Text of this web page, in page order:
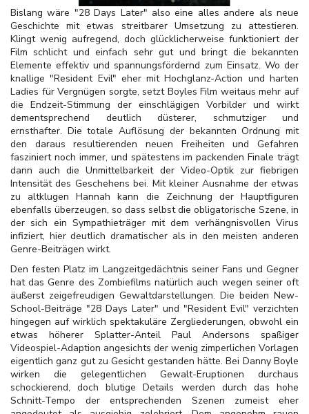
Bislang wäre "28 Days Later" also eine alles andere als neue
Geschichte mit etwas streitbarer Umsetzung zu attestieren.
Klingt wenig aufregend, doch glücklicherweise funktioniert der
Film schlicht und einfach sehr gut und bringt die bekannten
Elemente effektiv und spannungsfördernd zum Einsatz. Wo der
knallige "Resident Evil" eher mit Hochglanz-Action und harten
Ladies für Vergnügen sorgte, setzt Boyles Film weitaus mehr auf
die Endzeit-Stimmung der einschlägigen Vorbilder und wirkt
dementsprechend deutlich düsterer, schmutziger und
ernsthafter. Die totale Auflösung der bekannten Ordnung mit
den daraus resultierenden neuen Freiheiten und Gefahren
fasziniert noch immer, und spätestens im packenden Finale trägt
dann auch die Unmittelbarkeit der Video-Optik zur fiebrigen
Intensität des Geschehens bei. Mit kleiner Ausnahme der etwas
zu altklugen Hannah kann die Zeichnung der Hauptfiguren
ebenfalls überzeugen, so dass selbst die obligatorische Szene, in
der sich ein Sympathieträger mit dem verhängnisvollen Virus
infiziert, hier deutlich dramatischer als in den meisten anderen
Genre-Beiträgen wirkt.
Den festen Platz im Langzeitgedächtnis seiner Fans und Gegner
hat das Genre des Zombiefilms natürlich auch wegen seiner oft
äußerst zeigefreudigen Gewaltdarstellungen. Die beiden New-
School-Beiträge "28 Days Later" und "Resident Evil" verzichten
hingegen auf wirklich spektakuläre Zergliederungen, obwohl ein
etwas höherer Splatter-Anteil Paul Andersons spaßiger
Videospiel-Adaption angesichts der wenig zimperlichen Vorlagen
eigentlich ganz gut zu Gesicht gestanden hätte. Bei Danny Boyle
wirken die gelegentlichen Gewalt-Eruptionen durchaus
schockierend, doch blutige Details werden durch das hohe
Schnitt-Tempo der entsprechenden Szenen zumeist eher